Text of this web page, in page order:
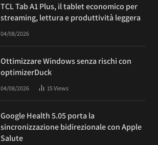
TCL Tab A1 Plus, il tablet economico per
streaming, lettura e produttività leggera
04/08/2026
Ottimizzare Windows senza rischi con
optimizerDuck
04/08/2026 15Views
Google Health 5.05 porta la
sincronizzazione bidirezionale con Apple
Salute